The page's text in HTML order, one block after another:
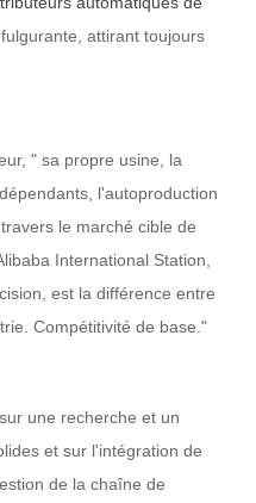
attirant toujours
" sa propre usine, la
l'autoproduction
le marché cible de
International Station,
est la différence entre
Compétitivité de base."
une recherche et un
et sur l'intégration de
de la chaîne de